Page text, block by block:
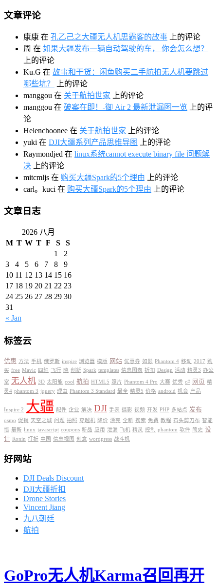
文章评论
康康 在 孔乙己之大疆无人机思霸客的故事 上的评论
周 在 如果大疆发布一辆自动驾驶的车， 你会怎么想？
上的评论
Ku.G 在 故事和干货：闲鱼购买二手航拍无人机要跳过
哪些坑？
上的评论
manggou 在 关于航拍世家 上的评论
manggou 在 破案在即！-御 Air 2 最新泄漏图一览 上的评
论
Helenchoonee 在 关于航拍世家 上的评论
yuki 在 DJI大疆系列产品思维导图
上的评论
Raymondjed 在 linux系统cannot execute binary file 问题解
决 上的评论
mitcmljs 在 购买大疆Spark的5个理由 上的评论
carl。kuci 在 购买大疆Spark的5个理由 上的评论
文章日志
2026 八月
M T W T F S S
« Jan
1
2
3
4 5 6 7 8
9
10 11 12 13 14 15 16
17 18 19 20 21 22 23
24 25 26 27 28 29 30
31
标签云
优惠 方法 手机 俄罗斯 inspire 浏览器 模版 网站 优惠券 如影 Phantom 4 移动 2017 购
买 free Mavic 四轴 飞行 晓 创新 Spark templates 信息图表 折扣 Design 活动 精灵3 办公
室 无人机 3D 太阳能 cool 航拍 HTML5 照片 Phantom 4 Pro 大赛 优秀 c# 网页 精
灵4 phantom 3 jquery 理由 Phantom 3 Standard 最全 精灵5 价格 android 机会 产品
Inspire 2 大疆 配件 企业 解决 DJI 手表 摄影 视频 开发 PHP 多站点 发布
osmo 促销 天空之城 问题 拍照 穿越机 降价 漂亮 全新 搜索 免费 教程 石头剪刀布 智能
悟 最新 linux javascript coupons 新品 应用 泄漏 飞机 精灵 控制 phantom 软件 简史 设
计 Ronin 打折 中国 信息视图 创意 wordpress 战斗机
好网站
DJI Deals Discount
DJI大疆折扣
Drone Stories
Vincent Jiang
九八朝廷
航拍
GoPro无人机Karma召回再开